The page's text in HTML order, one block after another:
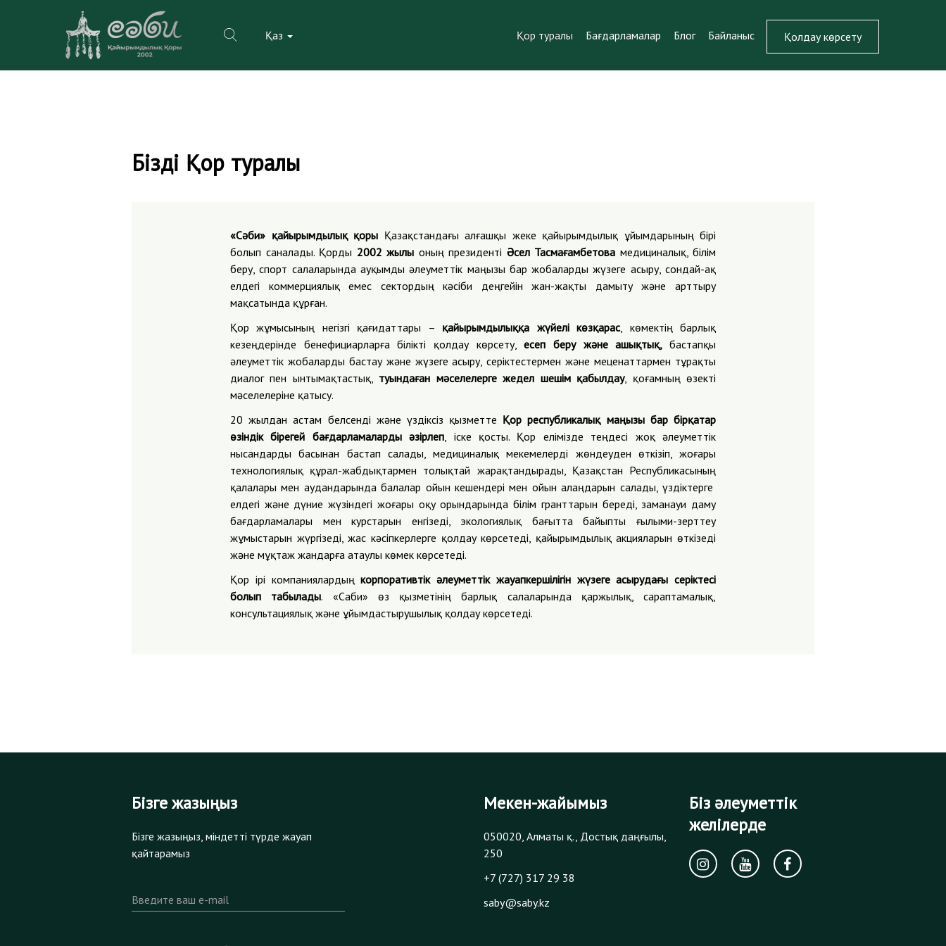
Қаз Қор туралы Бағдарламалар Блог Байланыс Қолдау көрсету
Біздің Қор туралы
«Сәби» қайырымдылық қоры Қазақстандағы алғашқы жеке қайырымдылық ұйымдарының бірі
болып саналады. Қорды 2002 жылы оның президенті Әсел Тасмағамбетова медициналық, білім
беру, спорт салаларында ауқымды әлеуметтік маңызы бар жобаларды жүзеге асыру, сондай-ақ
елдегі коммерциялық емес сектордың кәсіби деңгейін жан-жақты дамыту және арттыру
мақсатында құрған.
Қор жұмысының негізгі қағидаттары – қайырымдылыққа жүйелі көзқарас, көмектің барлық
кезеңдерінде бенефициарларға білікті қолдау көрсету,есеп беру және ашықтық,бастапқы
әлеуметтік жобаларды бастау және жүзеге асыру, серіктестермен және меценаттармен тұрақты
диалог пен ынтымақтастық, туындаған мәселелерге жедел шешім қабылдау, қоғамның өзекті
мәселелеріне қатысу.
20 жылдан астам белсенді және үздіксіз қызметте Қор республикалық маңызы бар бірқатар
өзіндік бірегей бағдарламаларды әзірлеп, іске қосты. Қор елімізде теңдесі жоқ әлеуметтік
нысандарды басынан бастап салады, медициналық мекемелерді жөндеуден өткізіп, жоғары
технологиялық құрал-жабдықтармен толықтай жарақтандырады, Қазақстан Республикасының
қалалары мен аудандарында балалар ойын кешендері мен ойын алаңдарын салады, үздіктерге
елдегі және дүние жүзіндегі жоғары оқу орындарында білім гранттарын береді, заманауи даму
бағдарламалары мен курстарын енгізеді, экологиялық бағытта байыпты ғылыми-зерттеу
жұмыстарын жүргізеді, жас кәсіпкерлерге қолдау көрсетеді, қайырымдылық акцияларын өткізеді
және мұқтаж жандарға атаулы көмек көрсетеді.
Қор ірі компаниялардыңкорпоративтік әлеуметтік жауапкершілігін жүзеге асырудағы серіктесі
болып табылады. «Саби» өз қызметінің барлық салаларында қаржылық, сараптамалық,
консультациялық және ұйымдастырушылық қолдау көрсетеді.
Бізге жазыңыз
Бізге жазыңыз, міндетті түрде жауап
қайтарамыз
Введите ваш e-mail
Мекен-жайымыз
050020, Алматы қ., Достық даңғылы,
250
+7 (727) 317 29 38
saby@saby.kz
Біз әлеуметтік
желілерде